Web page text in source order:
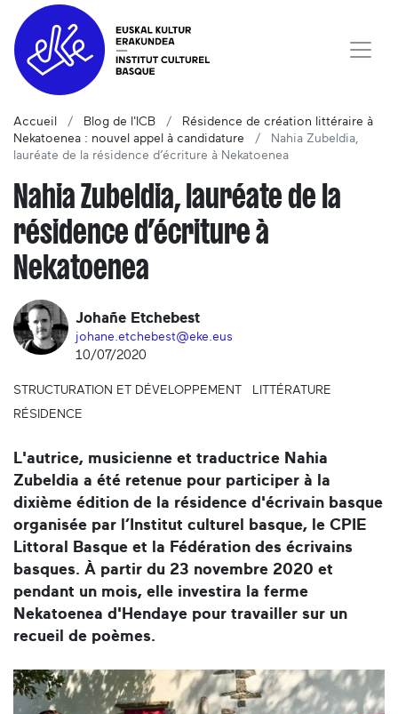
Accueil Blog de l'ICB
Résidence de création littéraire à
Nekatoenea : nouvel appel à candidature
Nahia Zubeldia,
lauréate de la résidence d’écriture à Nekatoenea
Nahia Zubeldia, lauréate de la
résidence d’écriture à
Nekatoenea
Johañe Etchebest
johane.etchebest@eke.eus
10/07/2020
STRUCTURATION ET DÉVELOPPEMENT
LITTÉRATURE
RÉSIDENCE
L'autrice, musicienne et traductrice Nahia
Zubeldia a été retenue pour participer à la
dixième édition de la résidence d'écrivain basque
organisée par l’Institut culturel basque, le CPIE
Littoral Basque et la Fédération des écrivains
basques. À partir du 23 novembre 2020 et
pendant un mois, elle investira la ferme
Nekatoenea d'Hendaye pour travailler sur un
recueil de poèmes.